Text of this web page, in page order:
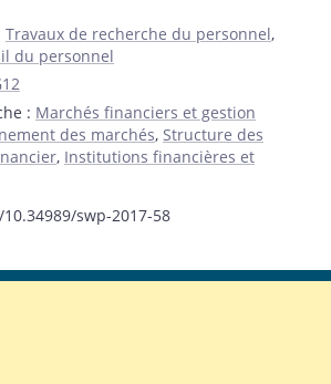
Travaux de recherche du personnel,
du personnel
: Marchés financiers et gestion
des marchés, Structure des
, Institutions financières et
swp-2017-58